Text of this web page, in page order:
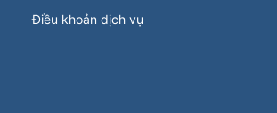
Điều khoản dịch vụ